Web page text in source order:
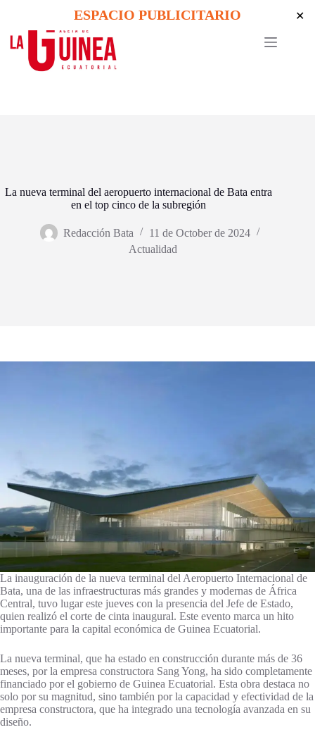
content
ESPACIO PUBLICITARIO ✕
La nueva terminal del aeropuerto internacional de Bata entra
en el top cinco de la subregión
Redacción Bata
11 de October de 2024
Actualidad
La inauguración de la nueva terminal del Aeropuerto Internacional de
Bata, una de las infraestructuras más grandes y modernas de África
Central, tuvo lugar este jueves con la presencia del Jefe de Estado,
quien realizó el corte de cinta inaugural. Este evento marca un hito
importante para la capital económica de Guinea Ecuatorial.
La nueva terminal, que ha estado en construcción durante más de 36
meses, por la empresa constructora Sang Yong, ha sido completamente
financiado por el gobierno de Guinea Ecuatorial. Esta obra destaca no
solo por su magnitud, sino también por la capacidad y efectividad de la
empresa constructora, que ha integrado una tecnología avanzada en su
diseño.